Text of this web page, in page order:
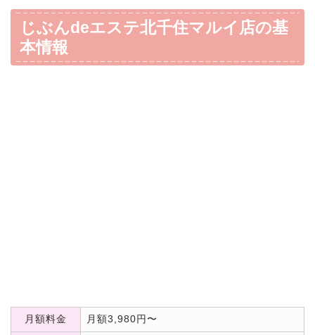
じぶんdeエステ北千住マルイ店の基
本情報
月額料金 月額3,980円〜